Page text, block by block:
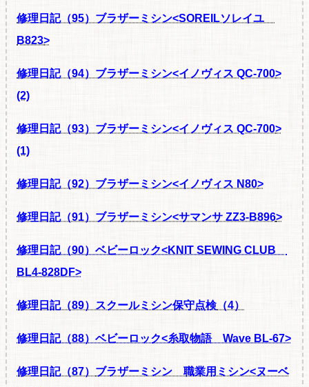
修理日記（95）ブラザーミシン<SOREILソレイユ
B823>
修理日記（94）ブラザーミシン<イノヴィス QC-700>
(2)
修理日記（93）ブラザーミシン<イノヴィス QC-700>
(1)
修理日記（92）ブラザーミシン<イノヴィス N80>
修理日記（91）ブラザーミシン<サマンサ ZZ3-B896>
修理日記（90）ベビーロック<KNIT SEWING CLUB
BL4-828DF>
修理日記（89）スクールミシン保守点検 （4）
修理日記（88）ベビーロック<糸取物語 Wave BL-67>
修理日記（87） ブラザーミシン 職業用ミシン<ヌーベ